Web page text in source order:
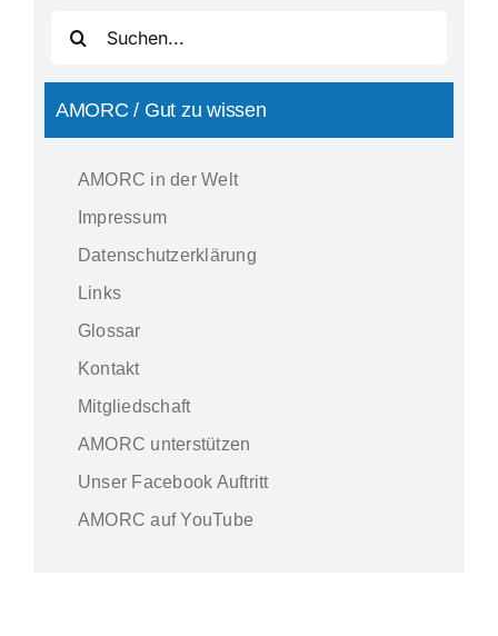
nach:
AMORC / Gut zu wissen
AMORC in der Welt
Impressum
Datenschutzerklärung
Links
Glossar
Kontakt
Mitgliedschaft
AMORC unterstützen
Unser Facebook Auftritt
AMORC auf YouTube